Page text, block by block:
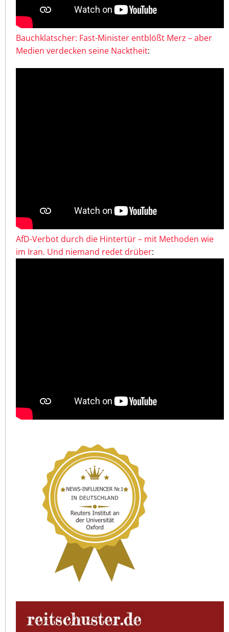
Bauchklatscher: Fast-Minister entblößt Merz – aber
Medien verdecken seine Nacktheit:
AfD-Verbot durch die Hintertür – mit Methoden wie
im Iran. Und niemand redet drüber: